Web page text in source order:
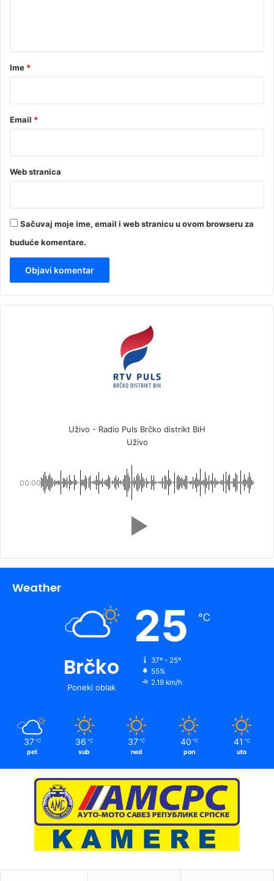
rIme *
Email *
Web stranica
Sačuvaj moje ime, email i web stranicu u ovom browseru za
buduće komentare.
Uživo - Radio Puls Brčko distrikt BiH
Uživo
00:00
Weather
Brčko
Poneki oblak
25 ℃
37º - 25º
55%
2.19 km/h
37 ℃
pet
36 ℃
sub
37 ℃
ned
40 ℃
pon
41 ℃
uto